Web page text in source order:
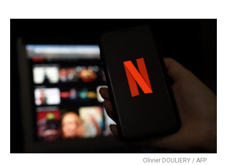
Olivier DOULIERY / AFP